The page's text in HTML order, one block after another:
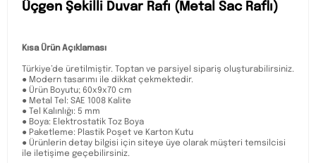
Üçgen Şekilli Duvar Rafı (Metal Sac Raflı)
Kısa Ürün Açıklaması
Türkiye’de üretilmiştir. Toptan ve parsiyel sipariş oluşturabilirsiniz.
● Modern tasarımı ile dikkat çekmektedir.
● Ürün Boyutu; 60x9x70 cm
● Metal Tel: SAE 1008 Kalite
● Tel Kalınlığı: 5 mm
● Boya: Elektrostatik Toz Boya
● Paketleme: Plastik Poşet ve Karton Kutu
● Ürünlerin detay bilgisi için siteye üye olarak müşteri temsilcisi
ile iletişime geçebilirsiniz.